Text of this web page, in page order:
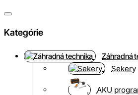
Kategórie
Záhradná
Sekery
AKU